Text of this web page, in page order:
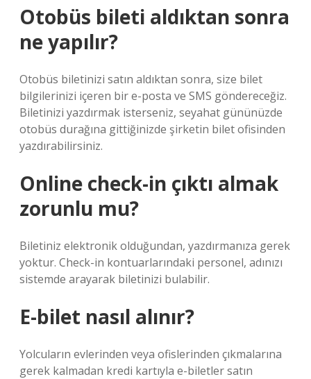
Otobüs bileti aldıktan sonra
ne yapılır?
Otobüs biletinizi satın aldıktan sonra, size bilet
bilgilerinizi içeren bir e-posta ve SMS göndereceğiz.
Biletinizi yazdırmak isterseniz, seyahat gününüzde
otobüs durağına gittiğinizde şirketin bilet ofisinden
yazdırabilirsiniz.
Online check-in çıktı almak
zorunlu mu?
Biletiniz elektronik olduğundan, yazdırmanıza gerek
yoktur. Check-in kontuarlarındaki personel, adınızı
sistemde arayarak biletinizi bulabilir.
E-bilet nasıl alınır?
Yolcuların evlerinden veya ofislerinden çıkmalarına
gerek kalmadan kredi kartıyla e-biletler satın